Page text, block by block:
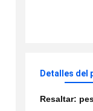
Detalles del
Resaltar: